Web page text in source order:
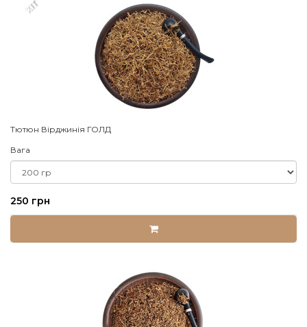
Тютюн Вірджинія ГОЛД
XIT
Вага
250 грн